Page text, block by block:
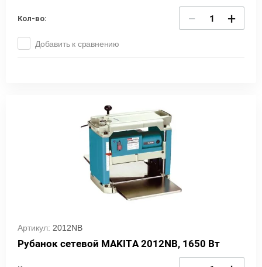
Кол-во: − +
Добавить к сравнению
Артикул: 2012NB
Рубанок сетевой MAKITA 2012NB, 1650 Вт